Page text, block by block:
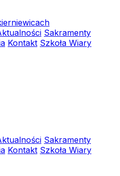
Sakramenty
Kontakt Szkoła Wiary
Sakramenty
Kontakt Szkoła Wiary